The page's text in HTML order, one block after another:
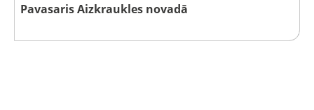
Pavasaris Aizkraukles novadā